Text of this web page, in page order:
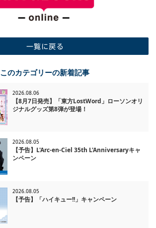
このカテゴリーの新着記事
2026.08.06
【8月7日発売】「東方LostWord」ローソンオリ
ジナルグッズ第8弾が登場！
2026.08.05
【予告】L'Arc-en-Ciel 35th L'Anniversaryキャ
ンペーン
2026.08.05
【予告】「ハイキュー!!」キャンペーン